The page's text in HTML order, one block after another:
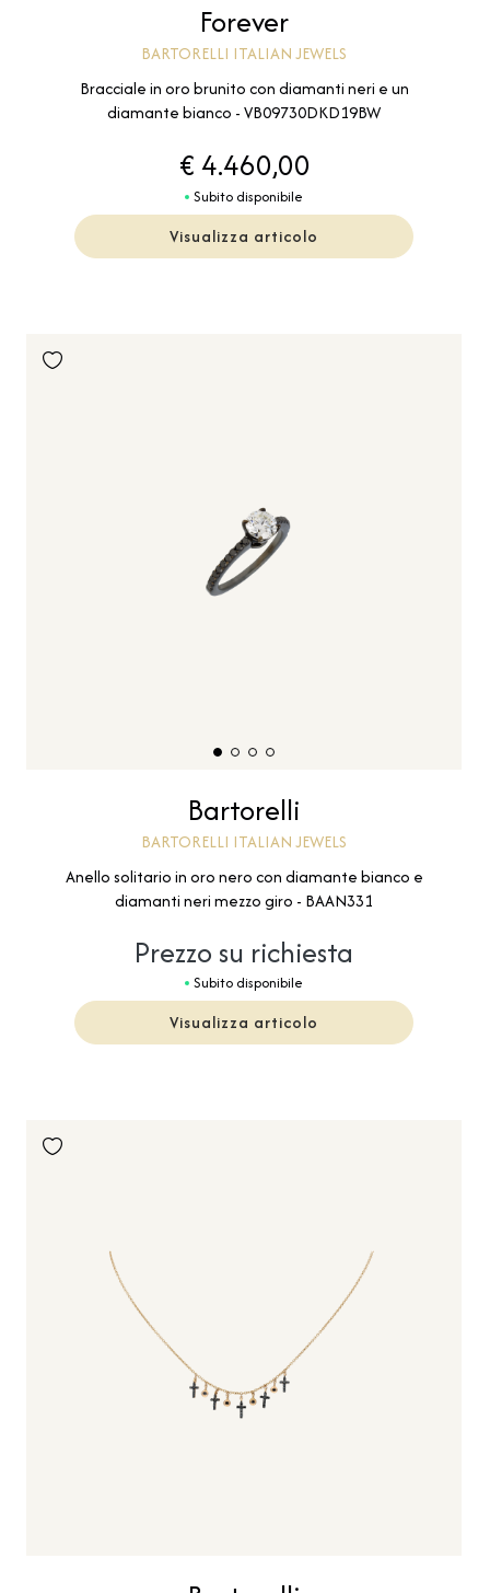
Forever
BARTORELLI ITALIAN JEWELS
Bracciale in oro brunito con diamanti neri e un
diamante bianco - VB09730DKD19BW
€ 4.460,00
Subito disponibile
Visualizza articolo
Bartorelli
BARTORELLI ITALIAN JEWELS
Anello solitario in oro nero con diamante bianco e
diamanti neri mezzo giro - BAAN331
Prezzo su richiesta
Subito disponibile
Visualizza articolo